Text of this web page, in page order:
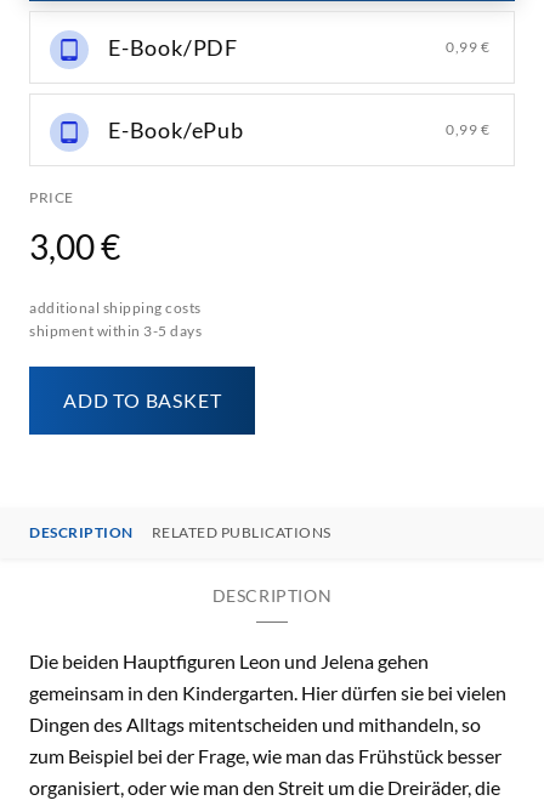
E-Book/PDF 0,99 €
E-Book/ePub 0,99 €
PRICE
3,00 €
additional shipping costs
shipment within 3-5 days
ADD TO BASKET
DESCRIPTION RELATED PUBLICATIONS
DESCRIPTION
Die beiden Hauptfiguren Leon und Jelena gehen
gemeinsam in den Kindergarten. Hier dürfen sie bei vielen
Dingen des Alltags mitentscheiden und mithandeln, so
zum Beispiel bei der Frage, wie man das Frühstück besser
organisiert, oder wie man den Streit um die Dreiräder, die